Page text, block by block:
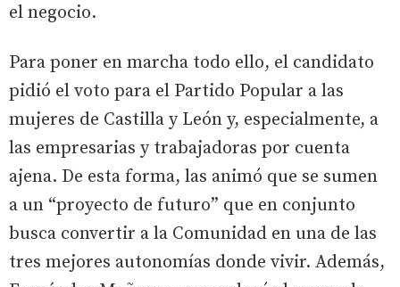
el negocio.
Para poner en marcha todo ello, el candidato
pidió el voto para el Partido Popular a las
mujeres de Castilla y León y, especialmente, a
las empresarias y trabajadoras por cuenta
ajena. De esta forma, las animó que se sumen
a un “proyecto de futuro” que en conjunto
busca convertir a la Comunidad en una de las
tres mejores autonomías donde vivir. Además,